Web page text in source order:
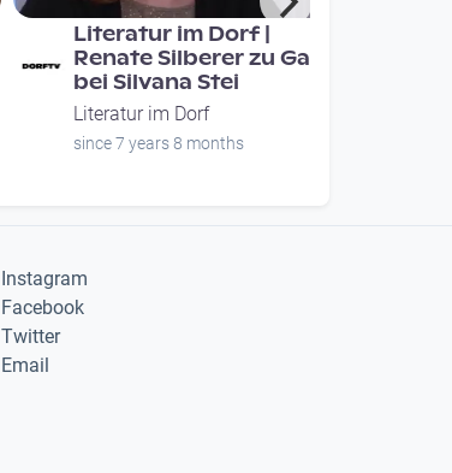
Literatur im Dorf |
Renate Silberer zu Gast
bei Silvana Stei
Literatur im Dorf
since 7 years 8 months
Instagram
Facebook
Twitter
Email